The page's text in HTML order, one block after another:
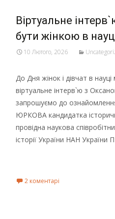
Віртуальне
бути жінкою в
10 Лютого, 2026
До Дня жінок і дівчат в
віртуальне інтерв`ю з
запрошуємо до
ЮРКОВА кандидатка
провідна наукова
історії України НАН України
2 коментарі